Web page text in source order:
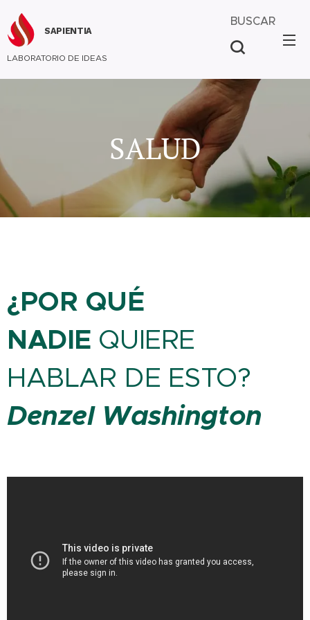
SAPIENTIA
LABORATORIO DE IDEAS
BUSCAR
SALUD
¿POR QUÉ
NADIE QUIERE
HABLAR DE ESTO?
Denzel Washington